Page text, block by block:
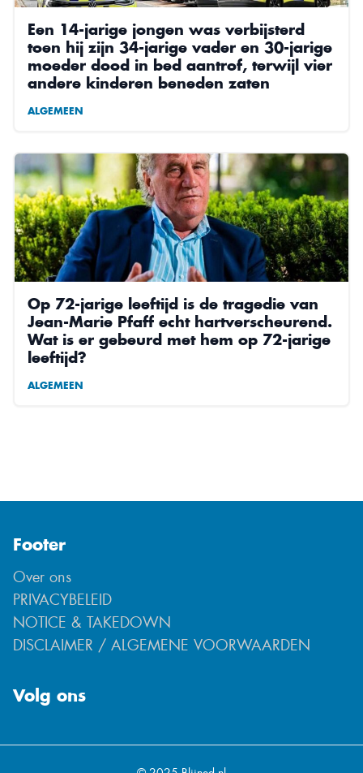
Een 14-jarige jongen was verbijsterd
toen hij zijn 34-jarige vader en 30-jarige
moeder dood in bed aantrof, terwijl vier
andere kinderen beneden zaten
ALGEMEEN
Op 72-jarige leeftijd is de tragedie van
Jean-Marie Pfaff echt hartverscheurend.
Wat is er gebeurd met hem op 72-jarige
leeftijd?
ALGEMEEN
Footer
Over ons
PRIVACYBELEID
NOTICE & TAKEDOWN
DISCLAIMER / ALGEMENE VOORWAARDEN
Volg ons